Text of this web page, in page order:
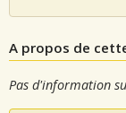
A propos de
Pas d'information